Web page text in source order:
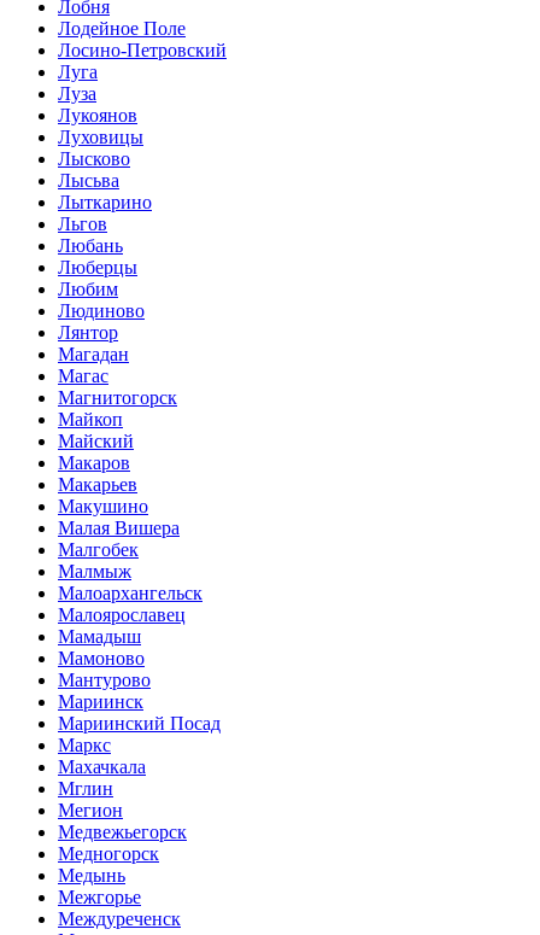
Лобня
Лодейное Поле
Лосино-Петровский
Луга
Луза
Лукоянов
Луховицы
Лысково
Лысьва
Лыткарино
Льгов
Любань
Люберцы
Любим
Людиново
Лянтор
Магадан
Магас
Магнитогорск
Майкоп
Майский
Макаров
Макарьев
Макушино
Малая Вишера
Малгобек
Малмыж
Малоархангельск
Малоярославец
Мамадыш
Мамоново
Мантурово
Мариинск
Мариинский Посад
Маркс
Махачкала
Мглин
Мегион
Медвежьегорск
Медногорск
Медынь
Межгорье
Междуреченск